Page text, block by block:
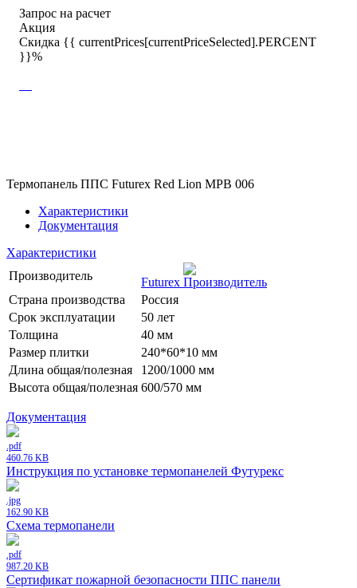
Запрос на расчет
Акция
Скидка {{ currentPrices[currentPriceSelected].PERCENT
}}%
Термопанель ППС Futurex Red Lion MPB 006
Характеристики
Документация
Характеристики
Производитель
Futurex
Страна производства
Россия
Срок эксплуатации
50 лет
Толщина
40 мм
Размер плитки
240*60*10 мм
Длина общая/полезная
1200/1000 мм
Высота общая/полезная 600/570 мм
Документация
.pdf
460.76 KB
Инструкция по установке термопанелей Футурекс
.jpg
162.90 KB
Схема термопанели
.pdf
987.20 KB
Сертификат пожарной безопасности ППС панели